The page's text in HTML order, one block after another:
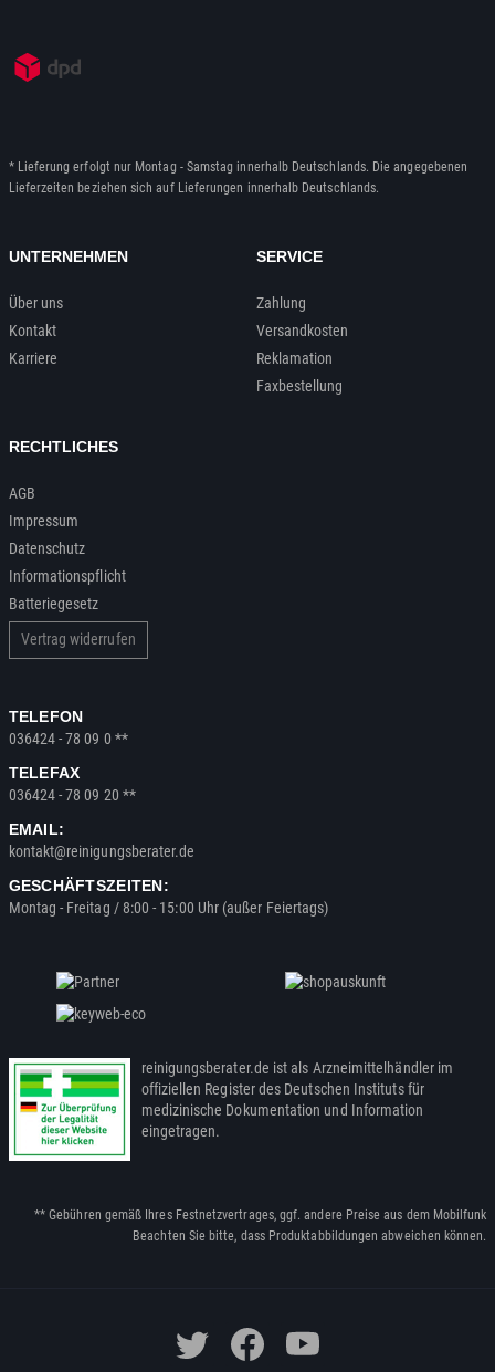
* Lieferung erfolgt nur Montag - Samstag innerhalb Deutschlands. Die angegebenen
Lieferzeiten beziehen sich auf Lieferungen innerhalb Deutschlands.
UNTERNEHMEN
Über uns
Kontakt
Karriere
SERVICE
Zahlung
Versandkosten
Reklamation
Faxbestellung
RECHTLICHES
AGB
Impressum
Datenschutz
Informationspflicht
Batteriegesetz
Vertrag widerrufen
TELEFON
036424 - 78 09 0 **
TELEFAX
036424 - 78 09 20 **
EMAIL:
kontakt@reinigungsberater.de
GESCHÄFTSZEITEN:
Montag - Freitag / 8:00 - 15:00 Uhr (außer Feiertags)
reinigungsberater.de ist als Arzneimittelhändler im
offiziellen Register des Deutschen Instituts für
medizinische Dokumentation und Information
eingetragen.
** Gebühren gemäß Ihres Festnetzvertrages, ggf. andere Preise aus dem Mobilfunk
Beachten Sie bitte, dass Produktabbildungen abweichen können.